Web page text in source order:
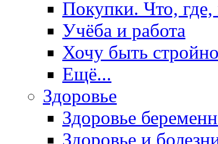
Покупки. Что, где,
Учёба и работа
Хочу быть
Ещё...
Здоровье
Здоровье
Здоровье и